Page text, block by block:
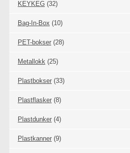
KEYKEG (32)
Bag-In-Box (10)
PET-bokser (28)
Metallokk (25)
Plastbokser (33)
Plastflasker (8)
Plastdunker (4)
Plastkanner (9)